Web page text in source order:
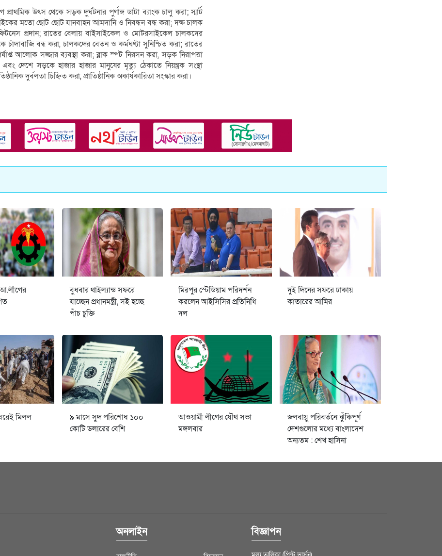
উৎস থেকে সড়ক দুর্ঘটনার পুর্ণাঙ্গ ডাটা ব্যাংক চালু করা; স্মার্ট
মতো ছোট ছোট যানবাহন আমদানি ও নিবন্ধন বন্ধ করা; দক্ষ চালক
প্রদান; রাতের বেলায় বাইসাইকেল ও মোটরসাইকেল চালকদের
চাঁদাবাজি বন্ধ করা, চালকদের বেতন ও কর্মঘণ্টা সুনিশ্চিত করা; রাতের
আলোক সজ্জার ব্যবস্থা করা; ব্লাক স্পট নিরসন করা, সড়ক নিরাপত্তা
দেশে সড়কে হাজার হাজার মানুষের মৃত্যু ঠেকাতে নিয়ন্ত্রক সংস্থা
দুর্বলতা চিহ্নিত করা, প্রাতিষ্ঠানিক অকার্যকারিতা সংস্কার করা।
বুধবার থাইল্যান্ড সফরে
যাচ্ছেন প্রধানমন্ত্রী, সই হচ্ছে
পাঁচ চুক্তি
মিরপুর স্টেডিয়াম পরিদর্শন
করলেন আইসিসির প্রতিনিধি
দল
দুই দিনের সফরে ঢাকায়
কাতারের আমির
মিলল
৯ মাসে সুদ পরিশোধ ১০০
কোটি ডলারের বেশি
আওয়ামী লীগের যৌথ সভা
মঙ্গলবার
জলবায়ু পরিবর্তনে ঝুঁকিপূর্ণ
দেশগুলোর মধ্যে বাংলাদেশ
অন্যতম : শেখ হাসিনা
অনলাইন বিজ্ঞাপন